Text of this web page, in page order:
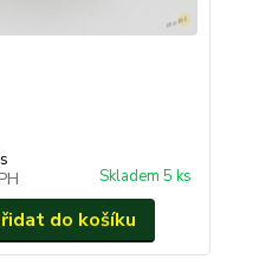
Skladem 5 ks
do košíku